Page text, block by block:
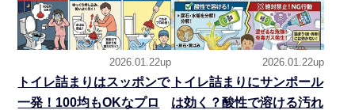
2026.01.22up
トイレ詰まりはスッポンで
一発！100均もOKなプロ
2026.01.22up
トイレ詰まりにサンポール
は効く？酸性で溶ける汚れ